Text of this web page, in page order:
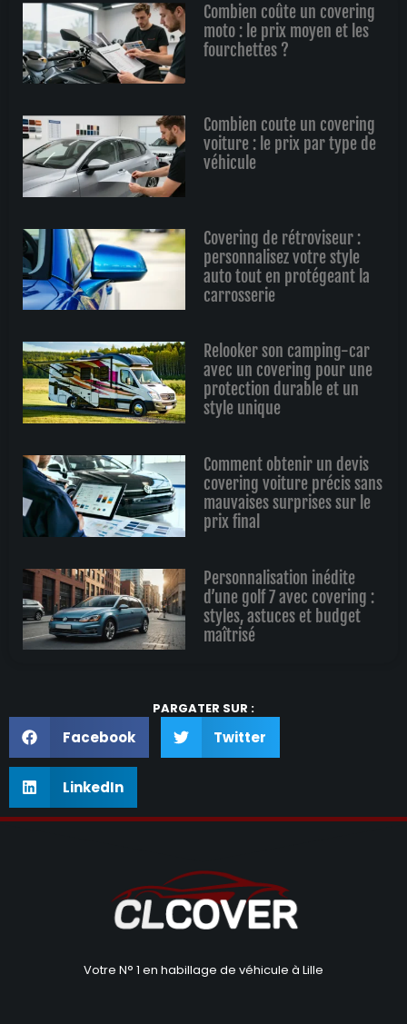
Combien coûte un covering
moto : le prix moyen et les
fourchettes ?
Combien coute un covering
voiture : le prix par type de
véhicule
Covering de rétroviseur :
personnalisez votre style
auto tout en protégeant la
carrosserie
Relooker son camping-car
avec un covering pour une
protection durable et un
style unique
Comment obtenir un devis
covering voiture précis sans
mauvaises surprises sur le
prix final
Personnalisation inédite
d’une golf 7 avec covering :
styles, astuces et budget
maîtrisé
PARGATER SUR :
Facebook Twitter
LinkedIn
Votre N° 1 en habillage de véhicule à Lille